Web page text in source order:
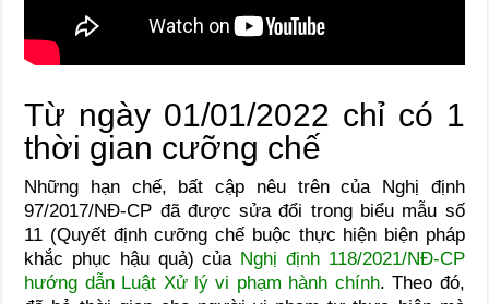
Từ ngày 01/01/2022 chỉ có 1
thời gian cưỡng chế
Những hạn chế, bất cập nêu trên của Nghị định
97/2017/NĐ-CP đã được sửa đổi trong biểu mẫu số
11 (Quyết định cưỡng chế buộc thực hiện biện pháp
khắc phục hậu quả) củaNghị định 118/2021/NĐ-CP
hướng dẫn Luật Xử lý vi phạm hành chính. Theo đó,